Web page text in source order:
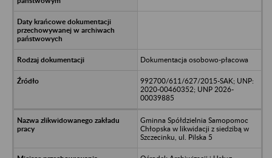
Dokumentacja osobowo-płacowa
992700/611/627/2015-SAK; UNP:
2020-00460352; UNP 2026-
00039885
Gminna Spółdzielnia Samopomoc
Chłopska w likwidacji z siedzibą w
Szczecinku, ul. Pilska 5